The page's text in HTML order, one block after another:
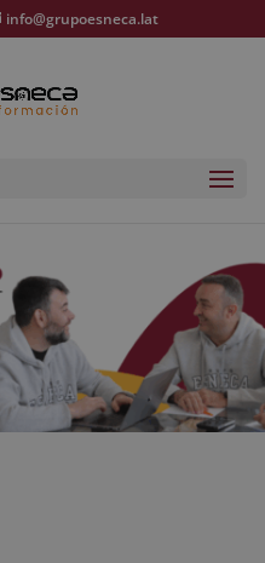
info@grupoesneca.lat